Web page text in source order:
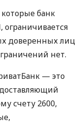
которые банк
доверенных лиц
нет.
— это
счету 2600,